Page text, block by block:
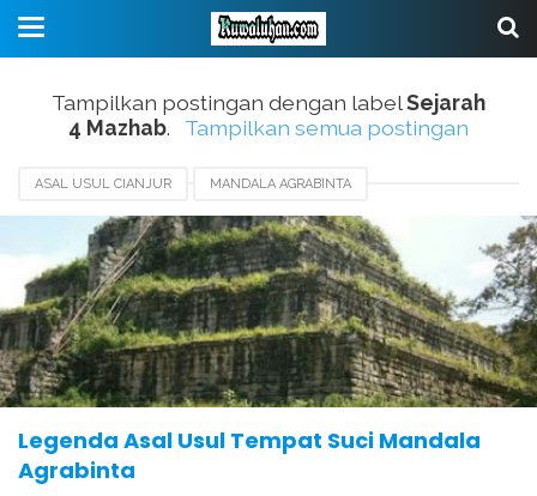
Tampilkan postingan dengan labelSejarah
4 Mazhab. Tampilkan semua postingan
ASAL USUL CIANJUR MANDALA AGRABINTA
SEJARAH 4 MAZHAB
Legenda Asal Usul Tempat Suci Mandala
Agrabinta